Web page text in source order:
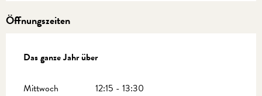
Öffnungszeiten
Das ganze Jahr über
Das ganze Jahr über
Mittwoch 12:15 - 13:30